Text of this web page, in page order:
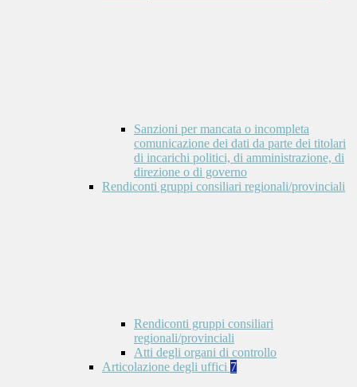
Sanzioni per mancata o incompleta
comunicazione dei dati da parte dei titolari
di incarichi politici, di amministrazione, di
direzione o di governo
Rendiconti gruppi consiliari regionali/provinciali
Rendiconti gruppi consiliari
regionali/provinciali
Atti degli organi di controllo
Articolazione degli uffici 7